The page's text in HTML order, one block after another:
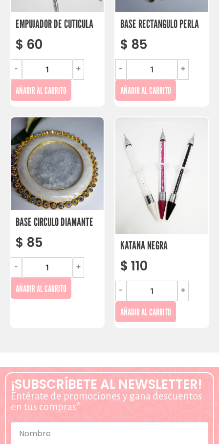
EMPUJADOR DE CUTICULA
$ 60
- +
AÑADIR AL CARRITO
BASE RECTANGULO PERLA
$ 85
- +
AÑADIR AL CARRITO
BASE CIRCULO DIAMANTE
$ 85
- +
AÑADIR AL CARRITO
KATANA NEGRA
$ 110
- +
AÑADIR AL CARRITO
¡SUBSCRÍBETE AL NEWSLETTER!
Entérate de promociones y gana descuentos
en tus compras*